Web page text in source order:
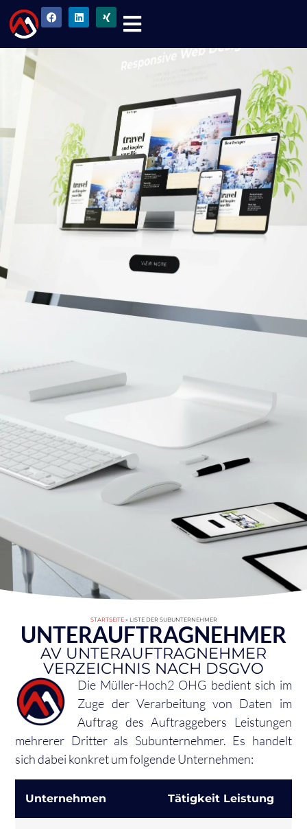
STARTSEITE» LISTE DER SUBUNTERNEHMER
UNTERAUFTRAGNEHMER
AV UNTERAUFTRAGNEHMER
VERZEICHNIS NACH DSGVO
Die Müller-Hoch2 OHG bedient sich im
Zuge der Verarbeitung von Daten im
Auftrag des Auftraggebers Leistungen
mehrerer Dritter als Subunternehmer. Es handelt
sich dabei konkret um folgende Unternehmen:
Unternehmen Tätigkeit Leistung